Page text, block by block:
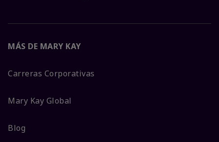
MÁS DE MARY KAY
Carreras Corporativas
Mary Kay Global
Blog